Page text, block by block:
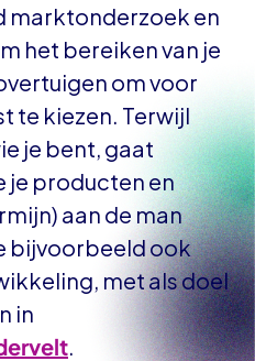
marktonderzoek en
het bereiken van je
om voor
te kiezen. Terwijl
je bent, gaat
je producten en
aan de man
bijvoorbeeld ook
met als doel
in
.